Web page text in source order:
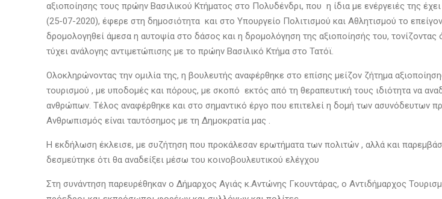
αξιοποίησης τους πρώην Βασιλικού Κτήματος στο Πολυδένδρι, που η ίδια με ενέργειές της
(25-07-2020), έφερε στη δημοσιότητα και στο Υπουργείο Πολιτισμού και Αθλητισμού το
δρομολογηθεί άμεσα η αυτοψία στο δάσος και η δρομολόγηση της αξιοποίησής του,
τύχει ανάλογης αντιμετώπισης με το πρώην Βασιλικό Κτήμα στο Τατόϊ.
Ολοκληρώνοντας την ομιλία της, η βουλευτής αναφέρθηκε στο επίσης μείζον ζήτημα
τουρισμού , με υποδομές και πόρους, με σκοπό εκτός από τη θεραπευτική τους ιδιότητα να
ανθρώπων. Τέλος αναφέρθηκε και στο σημαντικό έργο που επιτελεί η δομή των ασυνόδευτων
Ανθρωπισμός είναι ταυτόσημος με τη Δημοκρατία μας .
Η εκδήλωση έκλεισε, με συζήτηση που προκάλεσαν ερωτήματα των πολιτών , αλλά και
δεσμεύτηκε ότι θα αναδείξει μέσω του κοινοβουλευτικού ελέγχου
Στη συνάντηση παρευρέθηκαν ο Δήμαρχος Αγιάς κ.Αντώνης Γκουντάρας, ο Αντιδήμαρχος